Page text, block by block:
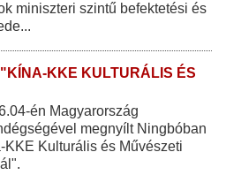
miniszteri szintű befektetési és
KKE KULTURÁLIS ÉS
én Magyarország
megnyílt Ningbóban
KKE Kulturális és Művészeti